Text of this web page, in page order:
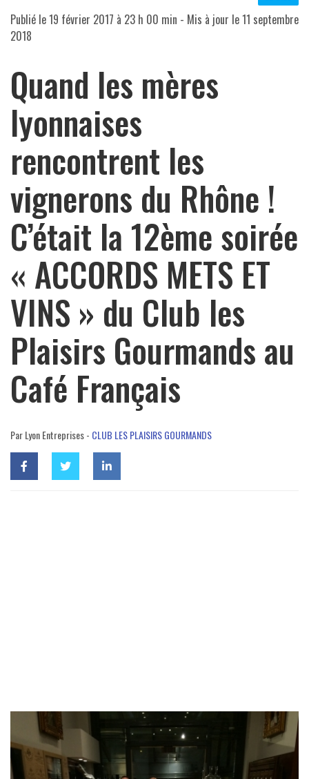
Publié le19 février 2017 à 23 h 00 min - Mis à jour le11 septembre
2018
Quand les mères
lyonnaises
rencontrent les
vignerons du Rhône !
C’était la 12ème soirée
« ACCORDS METS ET
VINS » du Club les
Plaisirs Gourmands au
Café Français
Par Lyon Entreprises - CLUB LES PLAISIRS GOURMANDS